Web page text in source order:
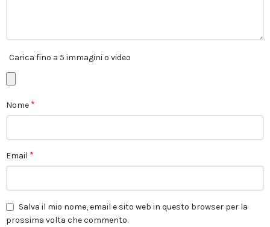
Carica fino a 5 immagini o video
Nome *
Email *
Salva il mio nome, email e sito web in questo browser per la
prossima volta che commento.